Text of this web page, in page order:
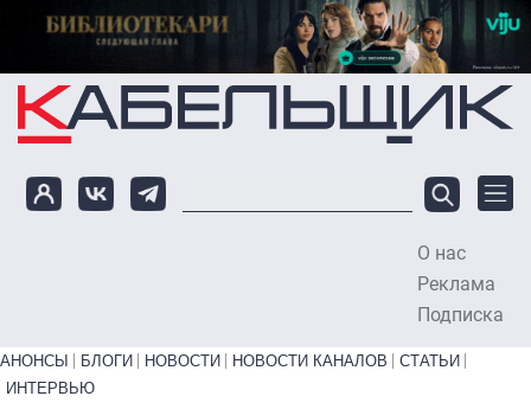
Перейти к основному содержанию
О нас
Реклама
Подписка
Primary links bottom
АНОНСЫ БЛОГИ НОВОСТИ НОВОСТИ КАНАЛОВ
СТАТЬИ
ИНТЕРВЬЮ